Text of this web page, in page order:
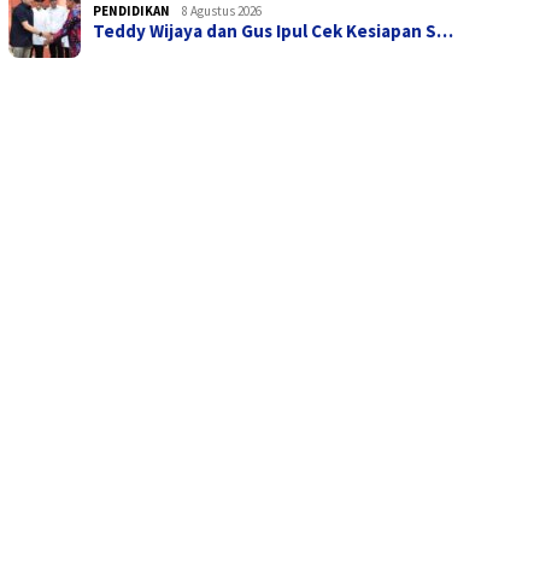
PENDIDIKAN 8 Agustus 2026
Teddy Wijaya dan Gus Ipul Cek Kesiapan S…